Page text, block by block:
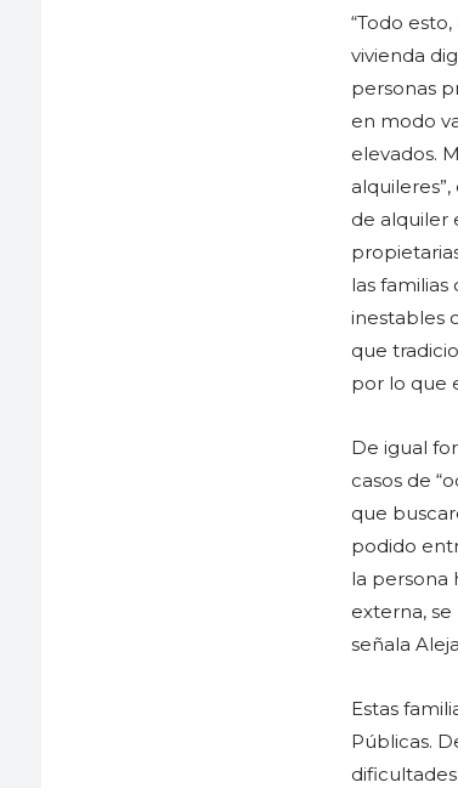
“Todo
vivienda
personas
en modo
elevados.
de alquiler
las
inestables
que
por lo que
De igual
casos de
que
podido
la persona
externa,
señala
Estas
Públicas.